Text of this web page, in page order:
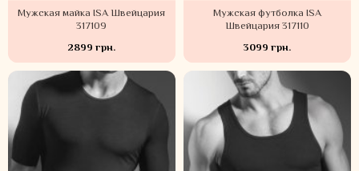
Мужская майка ISA Швейцария
317109
2899 грн.
Мужская футболка ISA
Швейцария 317110
3099 грн.